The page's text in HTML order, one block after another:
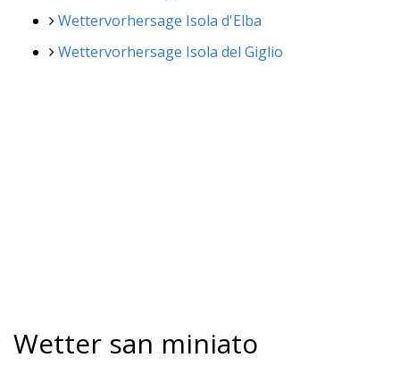
Wettervorhersage Isola d'Elba
Wettervorhersage Isola del Giglio
Wetter san miniato